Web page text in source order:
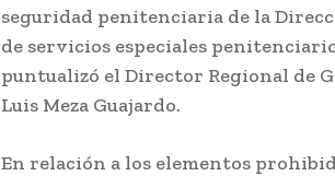
seguridad penitenciaria de la
de servicios especiales
puntualizó el Director Regional de
Luis Meza Guajardo.
En relación a los elementos